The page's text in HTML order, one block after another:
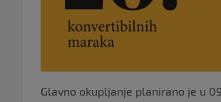
Glavno okupljanje planirano je u